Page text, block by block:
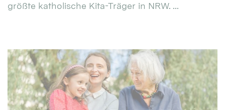
größte katholische Kita-Träger in NRW. ...